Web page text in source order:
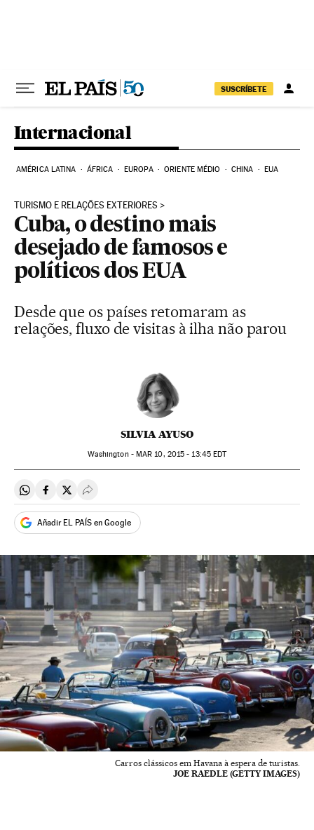
SUSCRÍBETE
Internacional
AMÉRICA LATINA ÁFRICA EUROPA ORIENTE MÉDIO CHINA EUA
TURISMO E RELAÇÕES EXTERIORES
Cuba, o destino mais
desejado de famosos e
políticos dos EUA
Desde que os países retomaram as
relações, fluxo de visitas à ilha não parou
SILVIA AYUSO
Washington - MAR 10, 2015 - 13:45EDT
Compartir en Whatsapp
Compartir en Facebook
Compartir en Twitter
Desplegar Redes Sociales
Añadir EL PAÍS en Google
Carros clássicos em Havana à espera de turistas.
JOE RAEDLE (GETTY IMAGES)